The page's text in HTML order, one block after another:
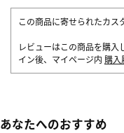
この商品に寄せられたカス
レビューはこの商品を購入
イン後、マイページ内 購入
あなたへのおすすめ